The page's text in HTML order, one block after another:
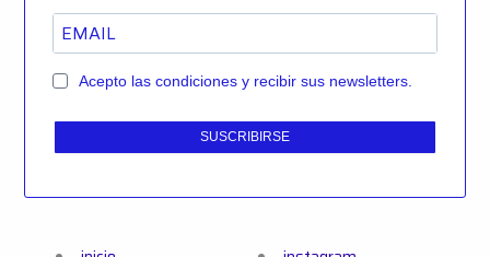
Acepto las condiciones y recibir sus newsletters.
SUSCRIBIRSE